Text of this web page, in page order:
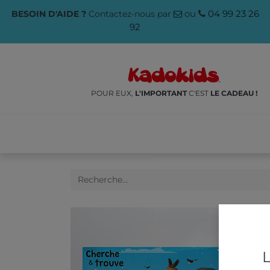
BESOIN D'AIDE ?Contactez-nous par ou
04 99 23 26
92
POUR EUX, L'IMPORTANTC'EST LE CADEAU !